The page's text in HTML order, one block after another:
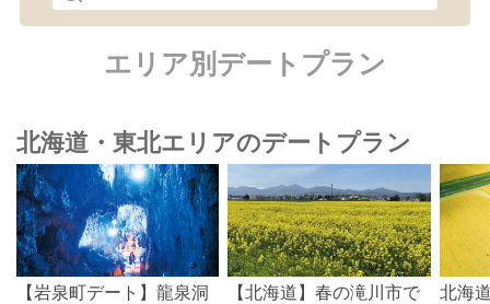
エリア別デートプラン
北海道・東北エリアのデートプラン
【岩泉町デート】龍泉洞
【北海道】春の滝川市で
北海